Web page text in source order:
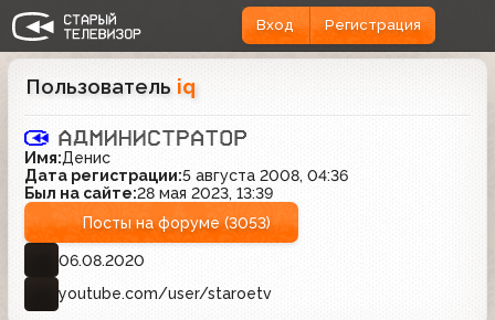
Вход Регистрация
Пользователь iq
Имя:Денис
Дата регистрации:5 августа 2008, 04:36
Был на сайте:28 мая 2023, 13:39
Посты на форуме (3053)
06.08.2020
youtube.com/user/staroetv